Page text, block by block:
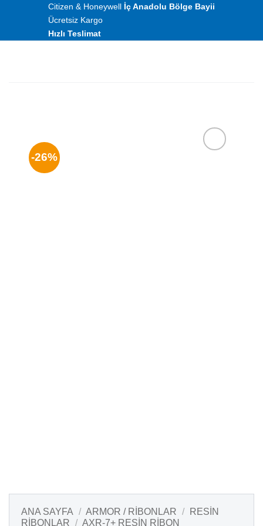
Citizen & Honeywell İç Anadolu Bölge Bayii
Ücretsiz Kargo
Hızlı Teslimat
-26%
ANA SAYFA / ARMOR / RIBONLAR /
RESIN
RIBONLAR / AXR-7+ RESIN RIBON